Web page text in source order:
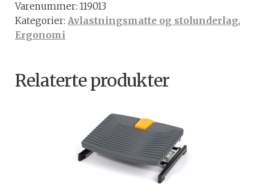
x
ønsket
lengde)
Varenummer: 119013
Kategorier: Avlastningsmatte og stolunderlag,
Ergonomi
Relaterte produkter